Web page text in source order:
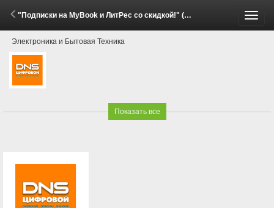
"Подписки на MyBook и ЛитРес со скидкой!" (29 Мая - 15 Июня 2026)
Электроника и Бытовая Техника
Показать все